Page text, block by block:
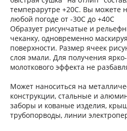
темперарутре +20С. Вы можете
любой погоде от -30С до +40С
Образует рисунчатые и
чеканку, одновременно
поверхности. Размер ячеек
слоя эмали. Для получения
молоткового эффекта не
Может наноситься на
конструкции, стальные и
заборы и кованые изделия,
трубопорводы, линии